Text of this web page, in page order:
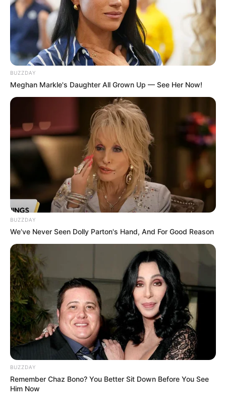
BUZZDAY
Meghan Markle's Daughter All Grown Up — See Her Now!
BUZZDAY
We’ve Never Seen Dolly Parton's Hand, And For Good Reason
BUZZDAY
Remember Chaz Bono? You Better Sit Down Before You See
Him Now